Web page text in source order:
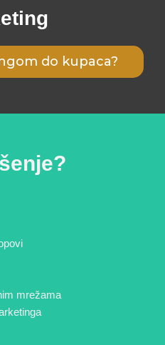
do kupaca?
mrežama